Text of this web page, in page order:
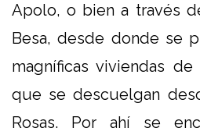
Apolo, o bien a través
Besa, desde donde se
magníficas viviendas
que se descuelgan
Rosas. Por ahí se